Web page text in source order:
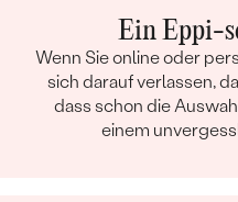
Ein Eppi-
Wenn Sie online oder
sich darauf verlassen,
dass schon die
einem